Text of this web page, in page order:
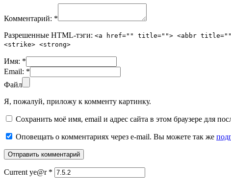
Комментарий: *
Разрешенные HTML-тэги: <a href="" title=""> <abbr title="">
<strike> <strong>
Имя: *
Email: *
Файл
Я, пожалуй, приложу к комменту картинку.
Сохранить моё имя, email и адрес сайта в этом браузере для
Оповещать о комментариях через e-mail. Вы можете так же
Current ye@r *